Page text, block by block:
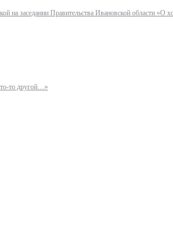
заседании Правительства Ивановской области «О
то другой…»